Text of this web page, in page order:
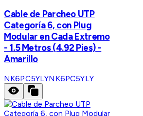
Cable de Parcheo UTP
Categoría 6, con Plug
Modular en Cada Extremo
- 1.5 Metros (4.92 Pies) -
Amarillo
NK6PC5YLYNK6PC5YLY